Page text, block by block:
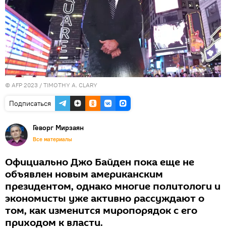
© AFP 2023 / TIMOTHY A. CLARY
Подписаться
Геворг Мирзаян
Все материалы
Официально Джо Байден пока еще не
объявлен новым американским
президентом, однако многие политологи и
экономисты уже активно рассуждают о
том, как изменится миропорядок с его
приходом к власти.